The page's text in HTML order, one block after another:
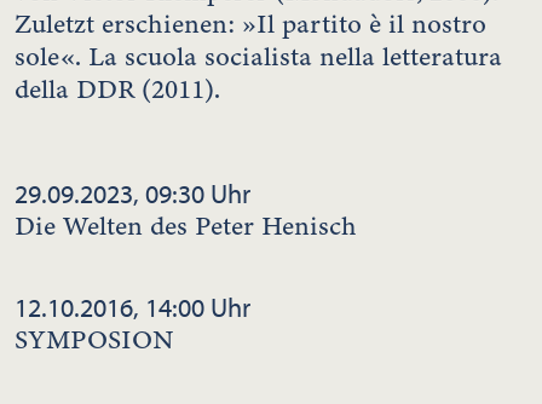
Zuletzt erschienen: »Il partito è il nostro
sole«. La scuola socialista nella letteratura
della DDR (2011).
29.09.2023, 09:30 Uhr
Die Welten des Peter Henisch
12.10.2016, 14:00 Uhr
SYMPOSION